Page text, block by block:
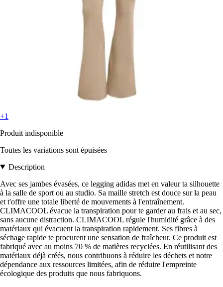
+1
Produit indisponible
Toutes les variations sont épuisées
Description
Avec ses jambes évasées, ce legging adidas met en valeur ta silhouette
à la salle de sport ou au studio. Sa maille stretch est douce sur la peau
et t'offre une totale liberté de mouvements à l'entraînement.
CLIMACOOL évacue la transpiration pour te garder au frais et au sec,
sans aucune distraction. CLIMACOOL régule l'humidité grâce à des
matériaux qui évacuent la transpiration rapidement. Ses fibres à
séchage rapide te procurent une sensation de fraîcheur. Ce produit est
fabriqué avec au moins 70 % de matières recyclées. En réutilisant des
matériaux déjà créés, nous contribuons à réduire les déchets et notre
dépendance aux ressources limitées, afin de réduire l'empreinte
écologique des produits que nous fabriquons.